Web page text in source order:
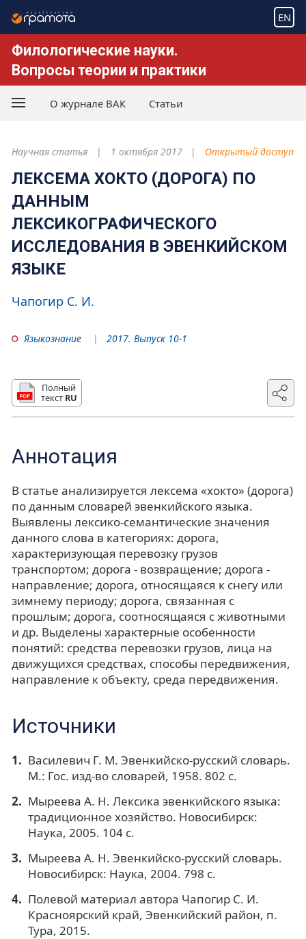
EN
Филологические науки.
Вопросы теории и практики
О журнале ВАК Статьи
Научная статья 1 октября 2017 Открытый доступ
ЛЕКСЕМА ХОКТО (ДОРОГА) ПО
ДАННЫМ
ЛЕКСИКОГРАФИЧЕСКОГО
ИССЛЕДОВАНИЯ В ЭВЕНКИЙСКОМ
ЯЗЫКЕ
Чапогир С. И.
Языкознание 2017. Выпуск 10-1
Полный
текст RU
Аннотация
В статье анализируется лексема «хокто» (дорога)
по данным словарей эвенкийского языка.
Выявлены лексико-семантические значения
данного слова в категориях: дорога,
характеризующая перевозку грузов
транспортом; дорога - возвращение; дорога -
направление; дорога, относящаяся к снегу или
зимнему периоду; дорога, связанная с
прошлым; дорога, соотносящаяся с животными
и др. Выделены характерные особенности
понятий: средства перевозки грузов, лица на
движущихся средствах, способы передвижения,
направление к объекту, среда передвижения.
Источники
Василевич Г. М. Эвенкийско-русский словарь.
М.: Гос. изд-во словарей, 1958. 802 с.
Мыреева А. Н. Лексика эвенкийского языка:
традиционное хозяйство. Новосибирск:
Наука, 2005. 104 с.
Мыреева А. Н. Эвенкийско-русский словарь.
Новосибирск: Наука, 2004. 798 с.
Полевой материал автора Чапогир С. И.
Красноярский край, Эвенкийский район, п.
Тура, 2015.